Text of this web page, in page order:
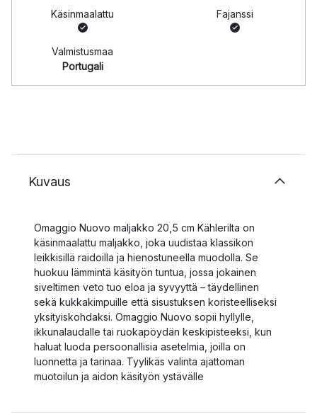
Käsinmaalattu Fajanssi
Valmistusmaa
Portugali
Kuvaus
Omaggio Nuovo maljakko 20,5 cm Kählerilta on
käsinmaalattu maljakko, joka uudistaa klassikon
leikkisillä raidoilla ja hienostuneella muodolla. Se
huokuu lämmintä käsityön tuntua, jossa jokainen
siveltimen veto tuo eloa ja syvyyttä – täydellinen
sekä kukkakimpuille että sisustuksen koristeelliseksi
yksityiskohdaksi. Omaggio Nuovo sopii hyllylle,
ikkunalaudalle tai ruokapöydän keskipisteeksi, kun
haluat luoda persoonallisia asetelmia, joilla on
luonnetta ja tarinaa. Tyylikäs valinta ajattoman
muotoilun ja aidon käsityön ystävälle